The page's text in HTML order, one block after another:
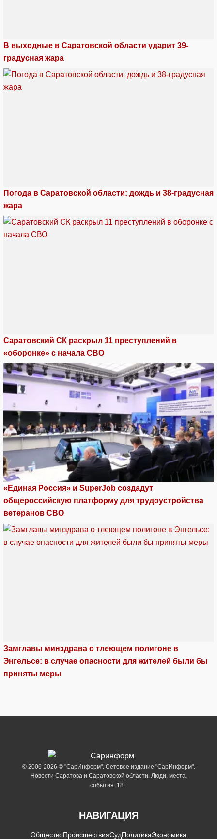
В выходные в Саратовской области ударит 39-
градусная жара
Погода в Саратовской области: дождь и 38-градусная
жара
Саратовский СК раскрыл 11 преступлений в
«оборонке» с начала СВО
«Единая Россия» и SuperJob создадут
общероссийскую платформу для трудоустройства
ветеранов СВО
Замглавы минздрава о тлеющем полигоне в
Энгельсе: в случае опасности для жителей были бы
приняты меры
© 2006-2026 © "СарИнформ". Сетевое издание "СарИнформ".
Новости Саратова и Саратовской области. Люди, места,
события. 18+
НАВИГАЦИЯ
ОбществоПроисшествияСудПолитикаЭкономика